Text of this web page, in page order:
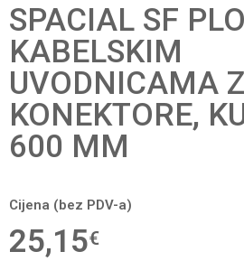
SPACIAL SF
KABELSKIM
UVODNICAMA
KONEKTORE,
600 MM
Cijena (bez PDV-a)
25,15€